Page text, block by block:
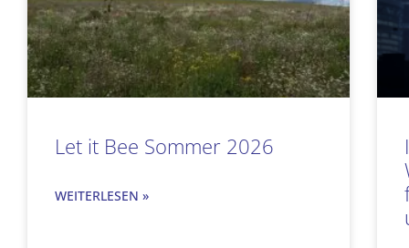
Let it Bee Sommer 2026
WEITERLESEN »